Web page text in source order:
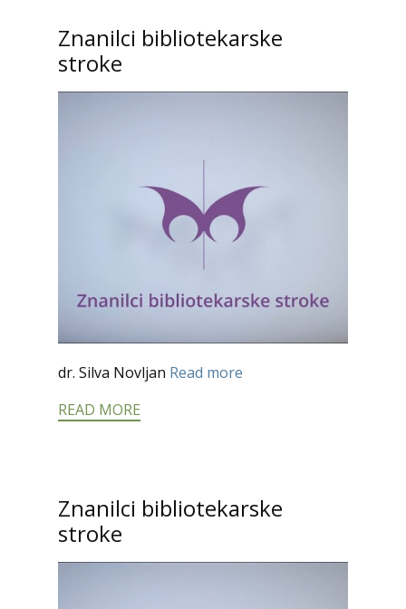
Znanilci bibliotekarske
stroke
dr. Silva Novljan Read more
READ MORE
Znanilci bibliotekarske
stroke